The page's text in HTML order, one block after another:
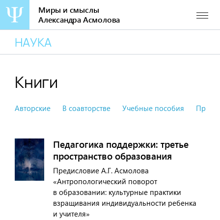
содержанию
Миры и смыслы
Александра Асмолова
НАУКА
Книги
Авторские В соавторстве Учебные пособия
Педагогика поддержки: третье
пространство образования
Предисловие А.Г. Асмолова
«Антропологический поворот
в образовании: культурные практики
взращивания индивидуальности ребенка
и учителя»